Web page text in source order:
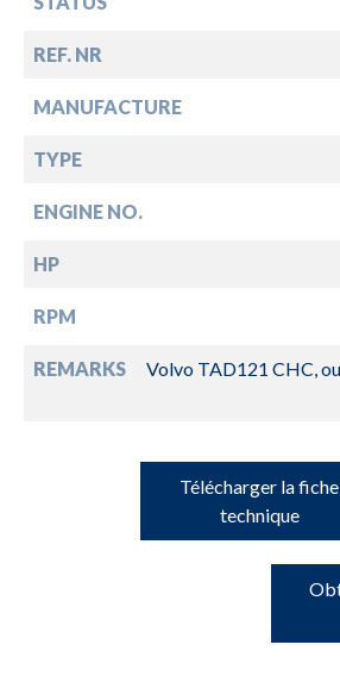
REF. NR
MANUFACTURE
TYPE
ENGINE NO.
HP
RPM
REMARKS
Volvo TAD121 CHC,
Télécharger la fiche
technique